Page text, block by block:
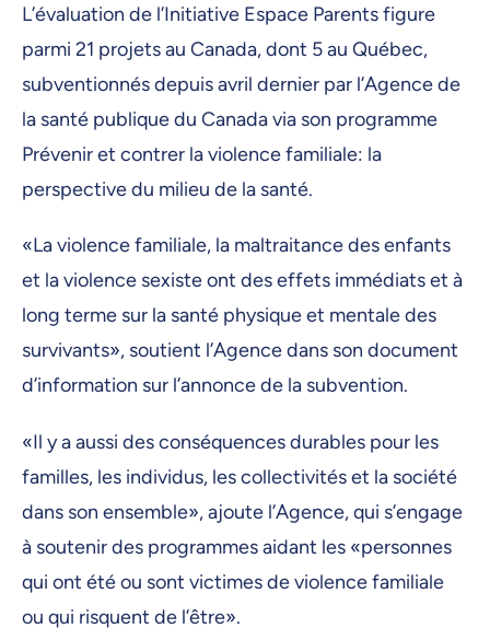
L’évaluation de l’Initiative Espace Parents figure
parmi 21 projets au Canada, dont 5 au Québec,
subventionnés depuis avril dernier par l’Agence de
la santé publique du Canada via son programme
Prévenir et contrer la violence familiale: la
perspective du milieu de la santé.
«La violence familiale, la maltraitance des enfants
et la violence sexiste ont des effets immédiats et à
long terme sur la santé physique et mentale des
survivants», soutient l’Agence dans son document
d’information sur l’annonce de la subvention.
«Il y a aussi des conséquences durables pour les
familles, les individus, les collectivités et la société
dans son ensemble», ajoute l’Agence, qui s’engage
à soutenir des programmes aidant les «personnes
qui ont été ou sont victimes de violence familiale
ou qui risquent de l’être».